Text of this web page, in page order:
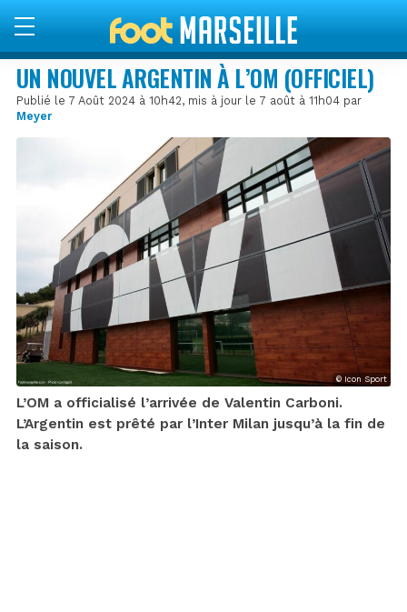
UN NOUVEL ARGENTIN À L’OM (OFFICIEL)
Publié le 7 Août 2024 à 10h42, mis à jour le 7 août à 11h04 par
Meyer
© Icon Sport
L’OM a officialisé l’arrivée de Valentin Carboni.
L’Argentin est prêté par l’Inter Milan jusqu’à la fin de
la saison.